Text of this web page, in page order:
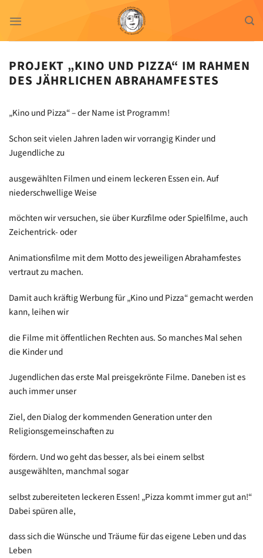
Inhalt
PROJEKT „KINO UND PIZZA“ IM RAHMEN
DES JÄHRLICHEN ABRAHAMFESTES
„Kino und Pizza“ – der Name ist Programm!
Schon seit vielen Jahren laden wir vorrangig Kinder und
Jugendliche zu
ausgewählten Filmen und einem leckeren Essen ein. Auf
niederschwellige Weise
möchten wir versuchen, sie über Kurzfilme oder Spielfilme, auch
Zeichentrick- oder
Animationsfilme mit dem Motto des jeweiligen Abrahamfestes
vertraut zu machen.
Damit auch kräftig Werbung für „Kino und Pizza“ gemacht werden
kann, leihen wir
die Filme mit öffentlichen Rechten aus. So manches Mal sehen
die Kinder und
Jugendlichen das erste Mal preisgekrönte Filme. Daneben ist es
auch immer unser
Ziel, den Dialog der kommenden Generation unter den
Religionsgemeinschaften zu
fördern. Und wo geht das besser, als bei einem selbst
ausgewählten, manchmal sogar
selbst zubereiteten leckeren Essen! „Pizza kommt immer gut an!“
Dabei spüren alle,
dass sich die Wünsche und Träume für das eigene Leben und das
Leben